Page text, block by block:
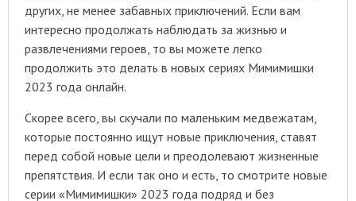
других, не менее забавных приключений. Если вам
интересно продолжать наблюдать за жизнью и
развлечениями героев, то вы можете легко
продолжить это делать в новых сериях Мимимишки
2023 года онлайн.
Скорее всего, вы скучали по маленьким медвежатам,
которые постоянно ищут новые приключения, ставят
перед собой новые цели и преодолевают жизненные
препятствия. И если так оно и есть, то смотрите новые
серии «Мимимишки» 2023 года подряд и без